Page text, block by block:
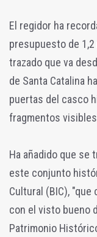
El regidor ha
presupuesto de
trazado que va
de Santa Catalina
puertas del casco
fragmentos
Ha añadido que se
este conjunto
Cultural (BIC),
con el visto bueno
Patrimonio